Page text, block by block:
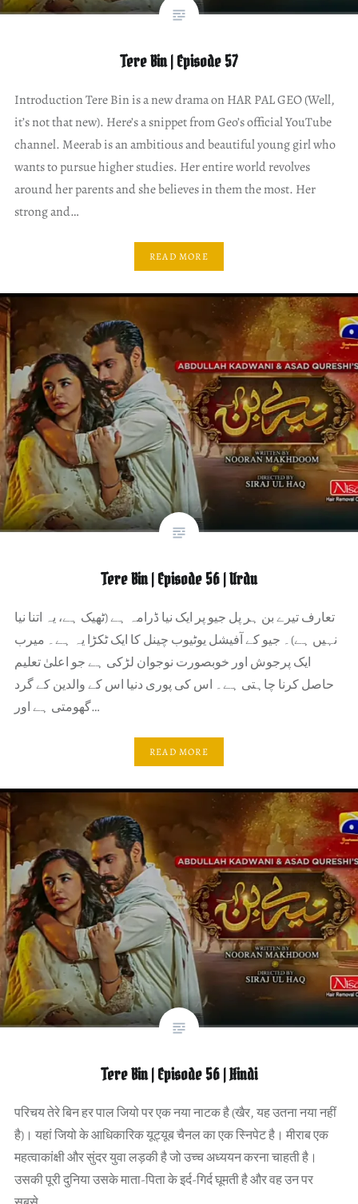
Tere Bin | Episode 57
Introduction Tere Bin is a new drama on HAR PAL GEO (Well,
it’s not that new). Here’s a snippet from Geo’s official YouTube
channel. Meerab is an ambitious and beautiful young girl who
wants to pursue higher studies. Her entire world revolves
around her parents and she believes in them the most. Her
strong and…
READ MORE
Tere Bin | Episode 56 | Urdu
تعارف تیرے بن ہر پل جیو پر ایک نیا ڈرامہ ہے (ٹھیک ہے، یہ اتنا نیا
نہیں ہے)۔ جیو کے آفیشل یوٹیوب چینل کا ایک ٹکڑا یہ ہے۔ میرب
ایک پرجوش اور خوبصورت نوجوان لڑکی ہے جو اعلیٰ تعلیم
حاصل کرنا چاہتی ہے۔ اس کی پوری دنیا اس کے والدین کے گرد
گھومتی ہے اور…
READ MORE
Tere Bin | Episode 56 | Hindi
परिचय तेरे बिन हर पाल जियो पर एक नया नाटक है (खैर, यह उतना नया नहीं
है)। यहां जियो के आधिकारिक यूट्यूब चैनल का एक स्निपेट है। मीराब एक
महत्वाकांक्षी और सुंदर युवा लड़की है जो उच्च अध्ययन करना चाहती है।
उसकी पूरी दुनिया उसके माता-पिता के इर्द-गिर्द घूमती है और वह उन पर